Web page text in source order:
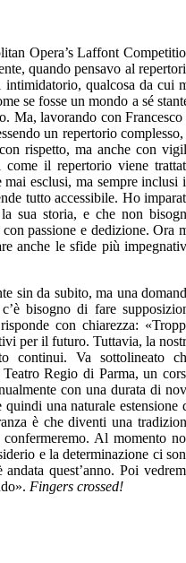
Opera’s Laffont
quando pensavo al
intimidatorio, qualcosa da cui
se fosse un mondo a sé
Ma, lavorando con Francesco
un repertorio complesso,
rispetto, ma anche con
il repertorio viene
esclusi, ma sempre inclusi
tutto accessibile. Ho
sua storia, e che non
passione e dedizione. Ora
anche le sfide più
sin da subito, ma una
bisogno di fare
con chiarezza:
per il futuro. Tuttavia, la
continui. Va sottolineato
Regio di Parma, un
con una durata di
una naturale estensione
è che diventi una
Al momento
e la determinazione ci
quest’anno. Poi
Fingers crossed!